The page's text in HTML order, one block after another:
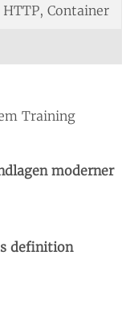
Container
Training
moderner
definition